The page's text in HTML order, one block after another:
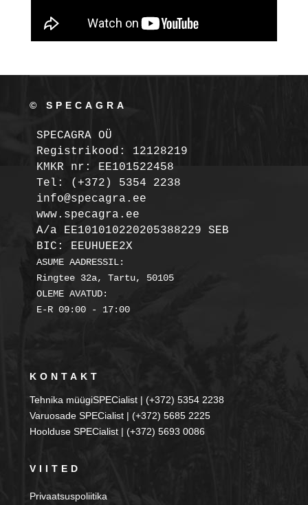
© SPECAGRA
SPECAGRA OÜ
Registrikood: 12128219
KMKR nr: EE101522458
Tel: (+372) 5354 2238
info@specagra.ee
A/a EE101010220205388229 SEB
BIC: EEUHUEE2X
ASUME AADRESSIL:
Ringtee 32a, Tartu, 50105
OLEME AVATUD:
E-R 09:00 - 17:00
KONTAKT
Tehnika müügiSPECialist | (+372) 5354 2238
Varuosade SPECialist | (+372) 5685 2225
Hoolduse SPECialist | (+372) 5693 0086
VIITED
Privaatsuspoliitika